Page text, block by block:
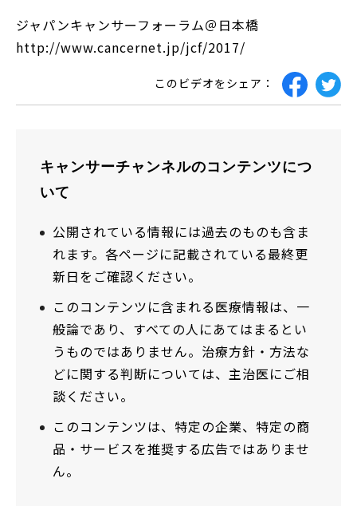
ジャパンキャンサーフォーラム＠日本橋
http://www.cancernet.jp/jcf/2017/
このビデオをシェア：
キャンサーチャンネルのコンテンツにつ
いて
公開されている情報には過去のものも含ま
れます。各ページに記載されている最終更
新日をご確認ください。
このコンテンツに含まれる医療情報は、一
般論であり、すべての人にあてはまるとい
うものではありません。治療方針・方法な
どに関する判断については、主治医にご相
談ください。
このコンテンツは、特定の企業、特定の商
品・サービスを推奨する広告ではありませ
ん。